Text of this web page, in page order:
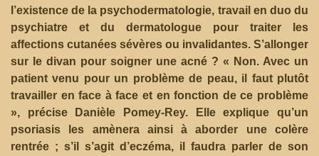
l’existence de la psychodermatologie, travail en duo du
psychiatre et du dermatologue pour traiter les
affections cutanées sévères ou invalidantes. S’allonger
sur le divan pour soigner une acné ? « Non. Avec un
patient venu pour un problème de peau, il faut plutôt
travailler en face à face et en fonction de ce problème
», précise Danièle Pomey-Rey. Elle explique qu’un
psoriasis les amènera ainsi à aborder une colère
rentrée ; s’il s’agit d’eczéma, il faudra parler de son